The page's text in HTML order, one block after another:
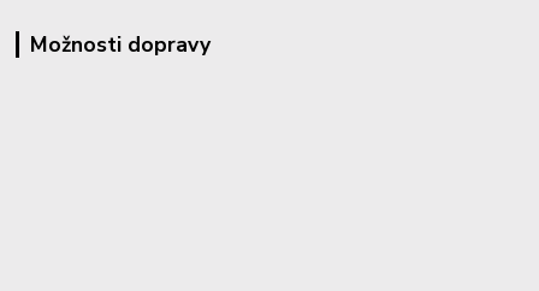
Možnosti dopravy